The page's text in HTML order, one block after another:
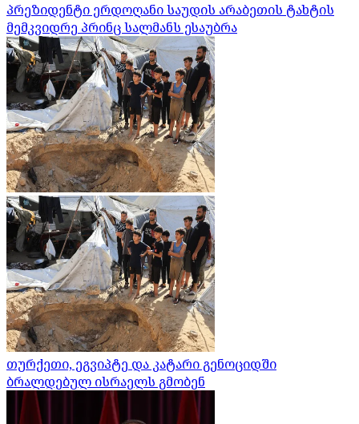
პრეზიდენტი ერდოღანი საუდის არაბეთის ტახტის
მემკვიდრე პრინც სალმანს ესაუბრა
თურქეთი, ეგვიპტე და კატარი გენოციდში
ბრალდებულ ისრაელს გმობენ